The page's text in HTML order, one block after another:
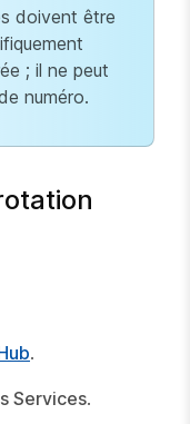
doivent être
; il ne peut
numéro.
.
Services.